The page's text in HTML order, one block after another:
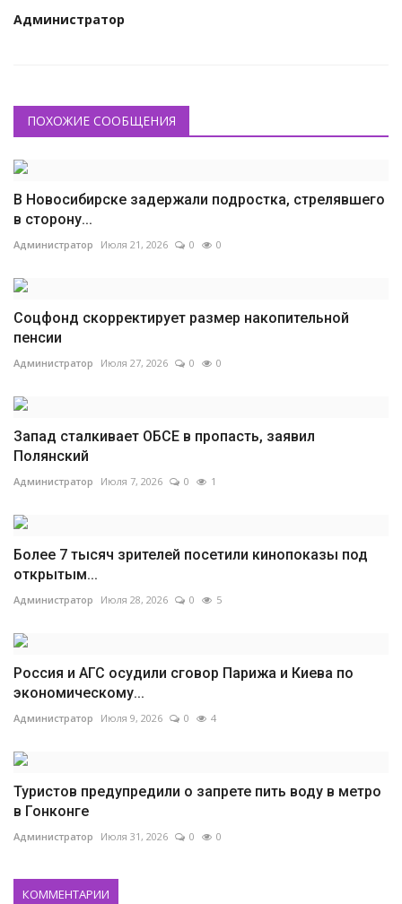
Интересное
Администратор
ПОХОЖИЕ СООБЩЕНИЯ
В Новосибирске задержали подростка, стрелявшего
в сторону...
Администратор Июля 21, 2026 0 0
Соцфонд скорректирует размер накопительной
пенсии
Администратор Июля 27, 2026 0 0
Запад сталкивает ОБСЕ в пропасть, заявил
Полянский
Администратор Июля 7, 2026 0 1
Более 7 тысяч зрителей посетили кинопоказы под
открытым...
Администратор Июля 28, 2026 0 5
Россия и АГС осудили сговор Парижа и Киева по
экономическому...
Администратор Июля 9, 2026 0 4
Туристов предупредили о запрете пить воду в метро
в Гонконге
Администратор Июля 31, 2026 0 0
КОММЕНТАРИИ